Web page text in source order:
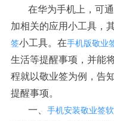
在华为手机上，可
加相关的应用小工具，
签小工具。在手机版敬业
生活等提醒事项，并能
程就以敬业签为例，告
提醒事项。
一、 手机安装敬业签